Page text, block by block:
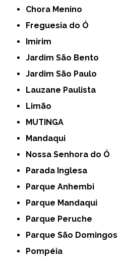
Chora Menino
Freguesia do Ó
Imirim
Jardim São Bento
Jardim São Paulo
Lauzane Paulista
Limão
MUTINGA
Mandaqui
Nossa Senhora do Ó
Parada Inglesa
Parque Anhembi
Parque Mandaqui
Parque Peruche
Parque São Domingos
Pompéia